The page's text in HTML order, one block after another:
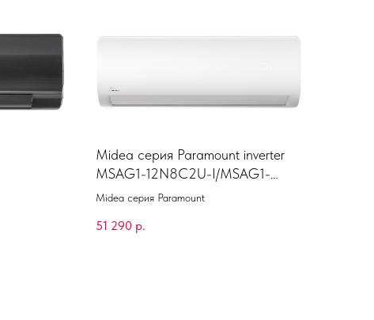
Midea серия Paramount inverter
MSAG1-12N8C2U-I/MSAG1-
12N8C2U-O
Midea серия Paramount
51 290 р.